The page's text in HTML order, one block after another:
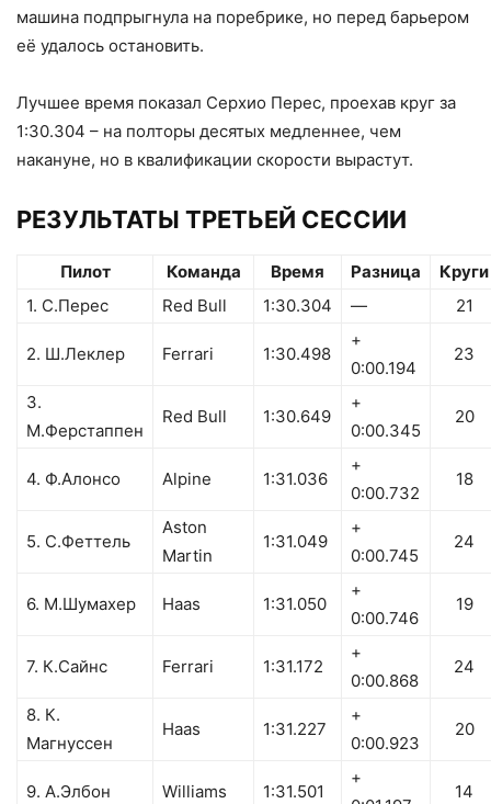
машина подпрыгнула на поребрике, но перед барьером
её удалось остановить.
Лучшее время показал Серхио Перес, проехав круг за
1:30.304 – на полторы десятых медленнее, чем
накануне, но в квалификации скорости вырастут.
РЕЗУЛЬТАТЫ ТРЕТЬЕЙ СЕССИИ
Пилот Команда Время Разница
Круги
1. C.Перес
Red Bull 1:30.304 — 21
2. Ш.Леклер Ferrari 1:30.498
+
0:00.194
23
3.
М.Ферстаппен
Red Bull 1:30.649
+
0:00.345
20
4. Ф.Алонсо Alpine 1:31.036
+
0:00.732
18
5. С.Феттель
Aston
Martin
1:31.049
+
0:00.745
24
6. М.Шумахер Haas 1:31.050
+
0:00.746
19
7. К.Сайнс Ferrari 1:31.172
+
0:00.868
24
8. К.
Магнуссен
Haas 1:31.227
+
0:00.923
20
9. А.Элбон Williams 1:31.501
+
14